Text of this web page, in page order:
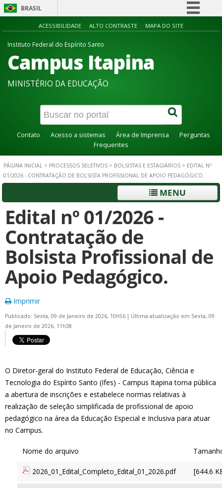
BRASIL
Simplifique!
Acesso à informação
Canais
ACESSIBILIDADE ALTO CONTRASTE MAPA DO SITE
Instituto Federal do Espírito Santo
Campus Itapina
MINISTÉRIO DA EDUCAÇÃO
Contato Acesso a sistemas Área de Imprensa
Perguntas
Frequentes
PÁGINA INICIAL > PROCESSOS SELETIVOS > BOLSISTAS E ESTAGIÁRIOS > EDITAL Nº
01/2026 - CONTRATAÇÃO DE BOLSISTA PROFISSIONAL DE APOIO PEDAGÓGICO.
MENU
Edital nº 01/2026 -
Contratação de
Bolsista Profissional de
Apoio Pedagógico.
Imprimir
Publicado: Sexta, 09 de Janeiro de 2026, 10h56 | Última atualização em Sexta, 09
de Janeiro de 2026, 11h38
O Diretor-geral do Instituto Federal de Educação, Ciência e
Tecnologia do Espírito Santo (Ifes) - Campus Itapina torna pública
a abertura de inscrições e estabelece normas relativas à
realização de seleção simplificada de profissional de apoio
pedagógico na área da Educação Especial e Inclusiva para atuar
no Campus.
2026_01_Edital_Completo_Edital_01_2026.pdf [644.6